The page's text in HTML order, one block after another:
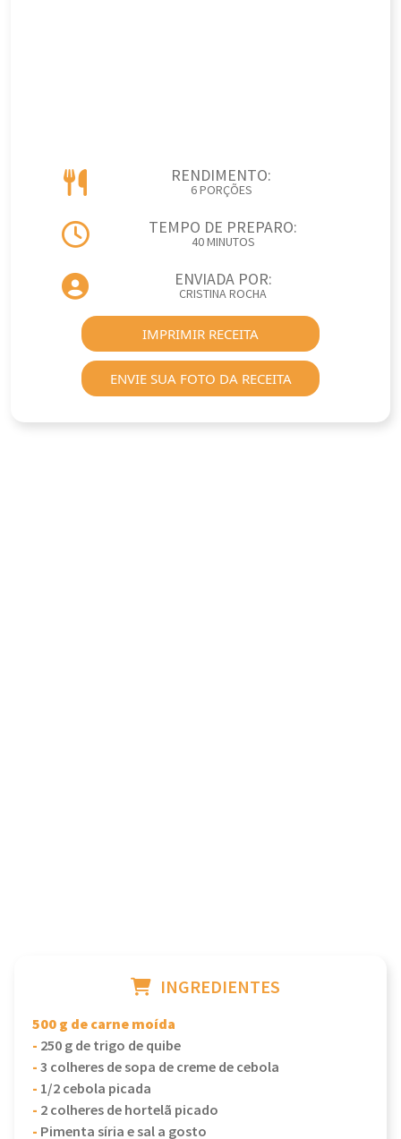
RENDIMENTO:
6 PORÇÕES
TEMPO DE PREPARO:
40 MINUTOS
ENVIADA POR:
CRISTINA ROCHA
IMPRIMIR RECEITA
ENVIE SUA FOTO DA RECEITA
INGREDIENTES
500 g de carne moída
- 250 g de trigo de quibe
-3 colheres de sopa de creme de cebola
- 1/2 cebola picada
- 2 colheres de hortelã picado
- Pimenta síria e sal a gosto